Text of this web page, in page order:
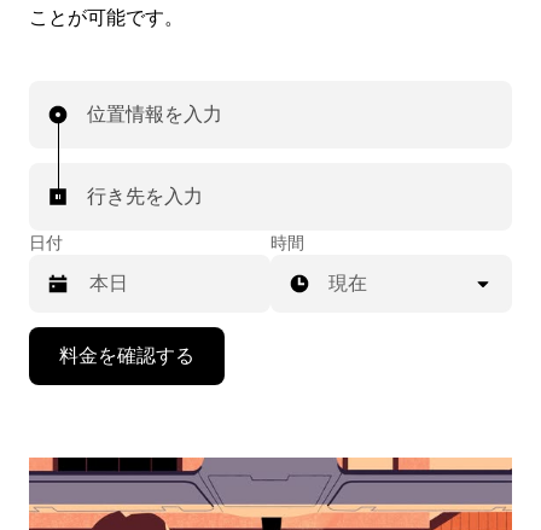
ことが可能です。
位置情報を入力
行き先を入力
日付
で
時間
現在
料金を確認する